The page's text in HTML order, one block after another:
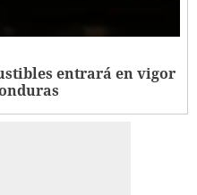
entrará en vigor